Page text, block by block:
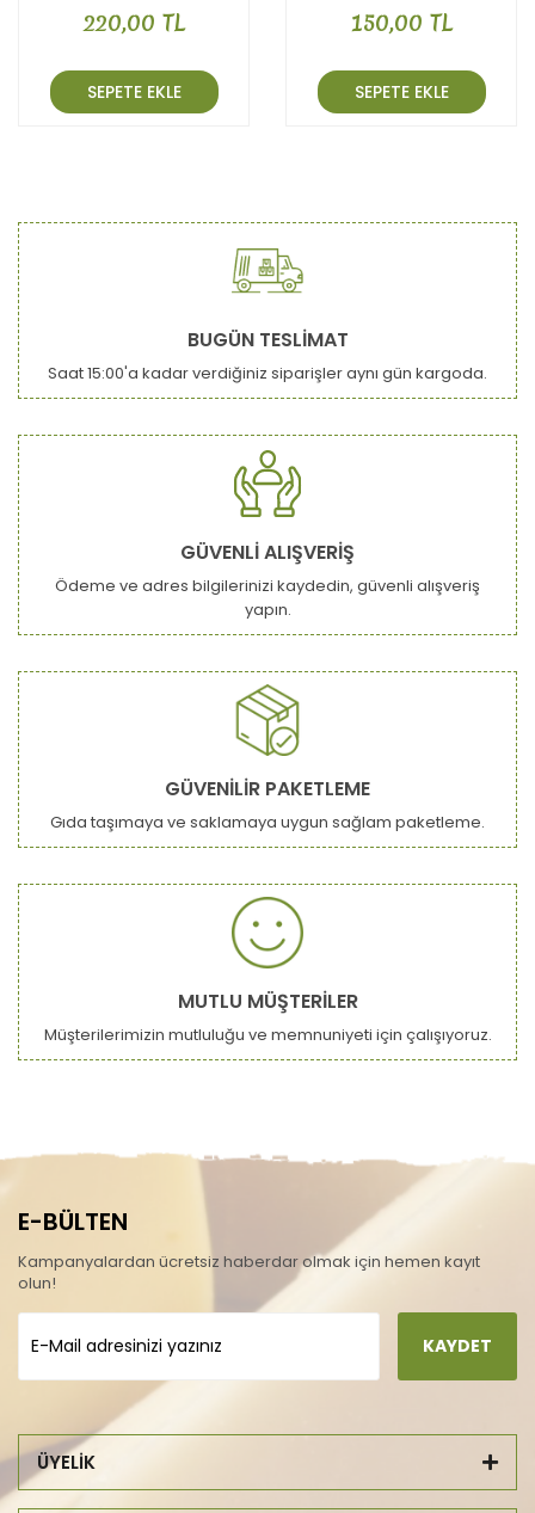
220,00 TL
SEPETE EKLE
150,00 TL
SEPETE EKLE
BUGÜN TESLİMAT
Saat 15:00'a kadar verdiğiniz siparişler aynı gün kargoda.
GÜVENLİ ALIŞVERİŞ
Ödeme ve adres bilgilerinizi kaydedin, güvenli alışveriş
yapın.
GÜVENİLİR PAKETLEME
Gıda taşımaya ve saklamaya uygun sağlam paketleme.
MUTLU MÜŞTERİLER
Müşterilerimizin mutluluğu ve memnuniyeti için çalışıyoruz.
E-BÜLTEN
Kampanyalardan ücretsiz haberdar olmak için hemen kayıt
olun!
KAYDET
ÜYELİK